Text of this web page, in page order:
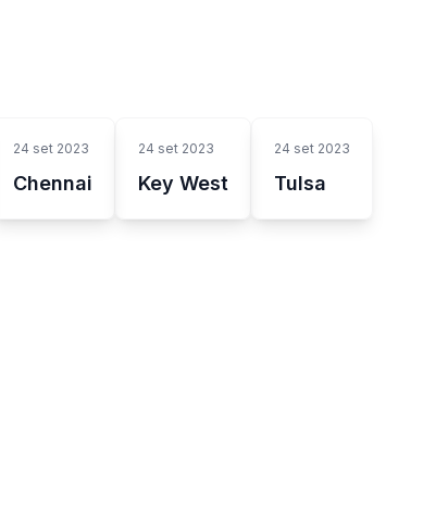
24 set 2023
Chennai
24 set 2023
Key West
24 set 2023
Tulsa